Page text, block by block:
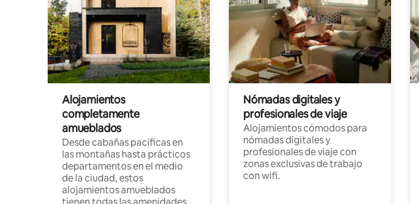
Alojamientos
completamente
amueblados
Desde cabañas pacíficas en
las montañas hasta prácticos
departamentos en el medio
de la ciudad, estos
alojamientos amueblados
Nómadas digitales y
profesionales de viaje
Alojamientos cómodos para
nómadas digitales y
profesionales de viaje con
zonas exclusivas de trabajo
con wifi.